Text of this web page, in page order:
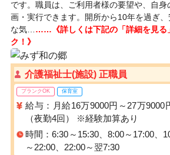
です。職員は、ご利用者様の要望や、自
画・実行できます。開所から10年を過ぎ
な気… ……《詳しくは下記の「詳細を見る
ク！》
介護福祉士(施設) 正職員
ブランクOK 保育室
給与：月給16万9000円～27万
（夜勤4回） ※経験加算あり
時間：6:30～15:30、8:00～17:00、
～22:00、22:00～翌7:30